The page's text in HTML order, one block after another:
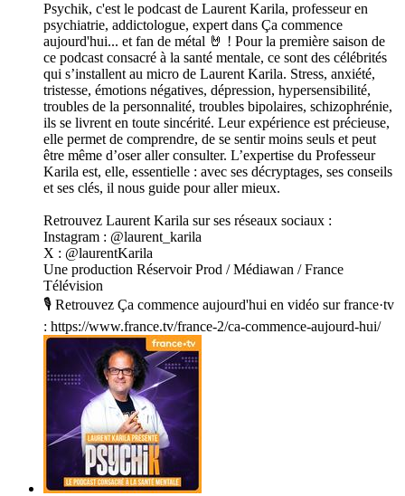
Psychik, c'est le podcast de Laurent Karila, professeur en
psychiatrie, addictologue, expert dans Ça commence
aujourd'hui... et fan de métal 🤘 ! Pour la première saison de
ce podcast consacré à la santé mentale, ce sont des célébrités
qui s’installent au micro de Laurent Karila. Stress, anxiété,
tristesse, émotions négatives, dépression, hypersensibilité,
troubles de la personnalité, troubles bipolaires, schizophrénie,
ils se livrent en toute sincérité. Leur expérience est précieuse,
elle permet de comprendre, de se sentir moins seuls et peut
être même d’oser aller consulter. L’expertise du Professeur
Karila est, elle, essentielle : avec ses décryptages, ses conseils
et ses clés, il nous guide pour aller mieux.
Retrouvez Laurent Karila sur ses réseaux sociaux :
Instagram : @laurent_karila
X : @laurentKarila
Une production Réservoir Prod / Médiawan / France
Télévision
🎙️ Retrouvez Ça commence aujourd'hui en vidéo sur france·tv
: https://www.france.tv/france-2/ca-commence-aujourd-hui/